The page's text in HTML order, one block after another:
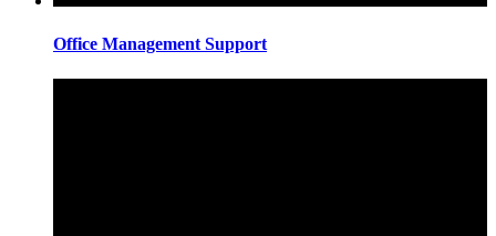
Office Management Support